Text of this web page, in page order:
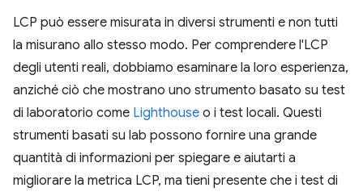
LCP può essere misurata in diversi strumenti e non tutti
la misurano allo stesso modo. Per comprendere l'LCP
degli utenti reali, dobbiamo esaminare la loro esperienza,
anziché ciò che mostrano uno strumento basato su test
di laboratorio come Lighthouse o i test locali. Questi
strumenti basati su lab possono fornire una grande
quantità di informazioni per spiegare e aiutarti a
migliorare la metrica LCP, ma tieni presente che i test di